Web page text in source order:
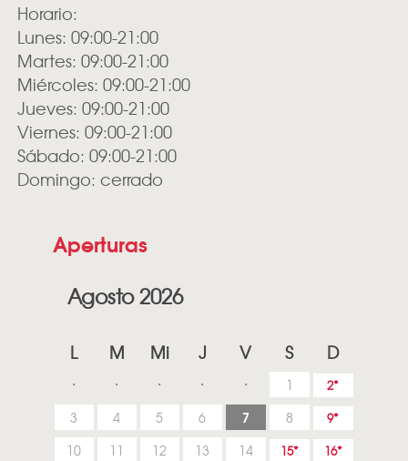
Horario:
Lunes: 09:00-21:00
Martes: 09:00-21:00
Miércoles: 09:00-21:00
Jueves: 09:00-21:00
Viernes: 09:00-21:00
Sábado: 09:00-21:00
Domingo: cerrado
Aperturas
Agosto 2026
L M Mi J V S D
1 2
3 4 5 6 7 8 9
10 11 12 13 14 15 16